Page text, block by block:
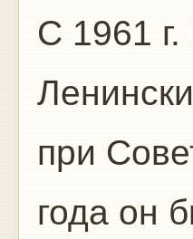
С 1961
при
года он